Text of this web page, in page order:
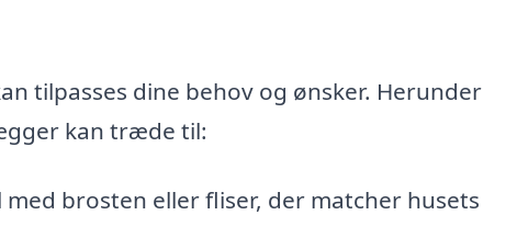
tilpasses dine behov og ønsker. Herunder
kan træde til:
brosten eller fliser, der matcher husets